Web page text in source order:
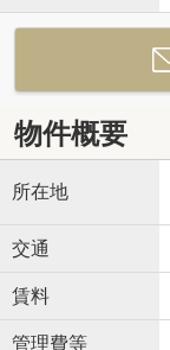
物件概要
所在地
交通
賃料
管理費等